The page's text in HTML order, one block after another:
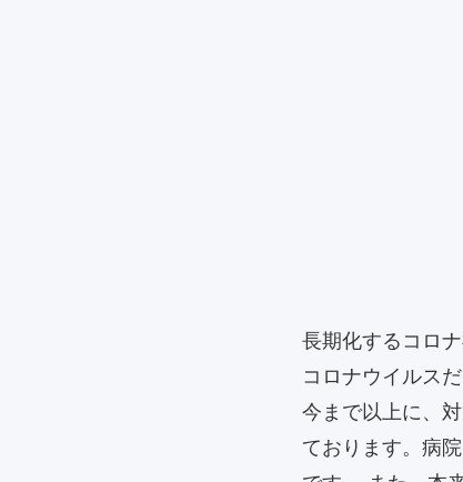
長期化するコロ
コロナウイルス
今まで以上に、
ております。病